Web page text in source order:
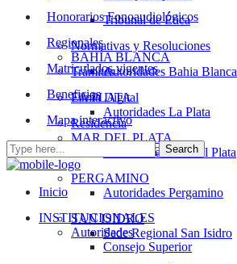
Tribunal de Ética
Normativas y Resoluciones
Trámites
Firma Digital
Residencia
Instituciones vinculadas
Honorarios Fonoaudiológicos
Regionales
BAHÍA BLANCA
Autoridades Bahia Blanca
LA PLATA
Autoridades La Plata
MAR DEL PLATA
Autoridades Mar del Plata
PERGAMINO
Autoridades Pergamino
SAN ISIDRO
Sede Regional San Isidro
Matriculados vigentes
Beneficios
Mapa interactivo
Inicio
INSTITUCIONALES
Autoridades
Consejo Superior